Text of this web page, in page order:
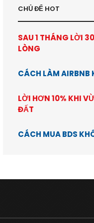
CHỦ ĐỂ HOT
SAU 1 THÁNG LỜI
LÒNG
CÁCH LÀM AIRBNB
LỜI HƠN 10% KHI
ĐẤT
CÁCH MUA BDS